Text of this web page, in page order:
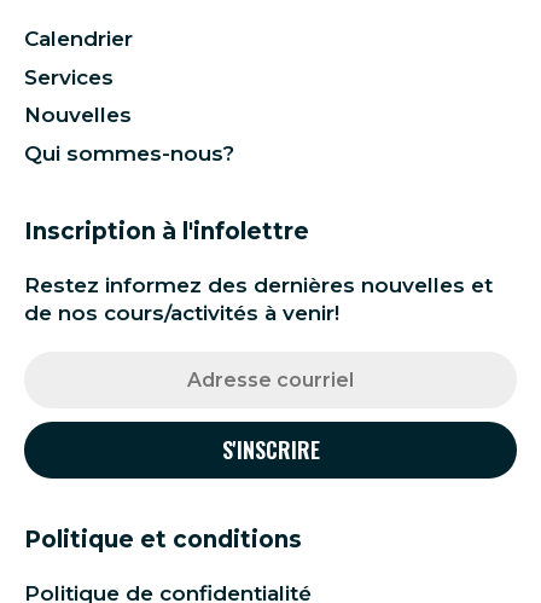
Calendrier
Services
Nouvelles
Qui sommes-nous?
Inscription à l'infolettre
Restez informez des dernières nouvelles et
de nos cours/activités à venir!
Politique et conditions
Politique de confidentialité